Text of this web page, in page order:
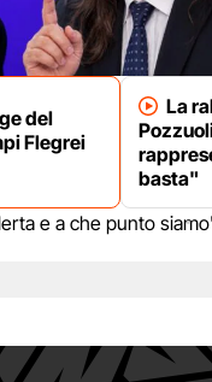
del
Flegrei
La
basta"
e a che punto siamo